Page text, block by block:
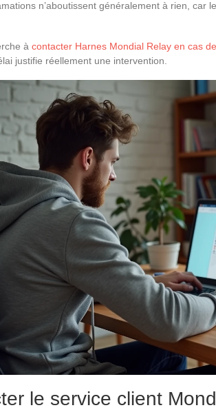
n’aboutissent généralement à rien, car
à contacter Harnes Mondial Relay en cas
justifie réellement une intervention.
le service client